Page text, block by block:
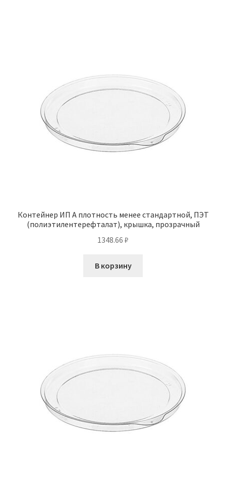
Контейнер ИП А плотность менее стандартной, ПЭТ
(полиэтилентерефталат), крышка, прозрачный
1348.66 ₽
В корзину